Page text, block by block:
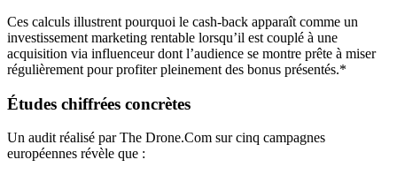
Ces calculs illustrent pourquoi le cash‑back apparaît comme un
investissement marketing rentable lorsqu’il est couplé à une
acquisition via influenceur dont l’audience se montre prête à miser
régulièrement pour profiter pleinement des bonus présentés.*
Études chiffrées concrètes
Un audit réalisé par The Drone.Com sur cinq campagnes
européennes révèle que :